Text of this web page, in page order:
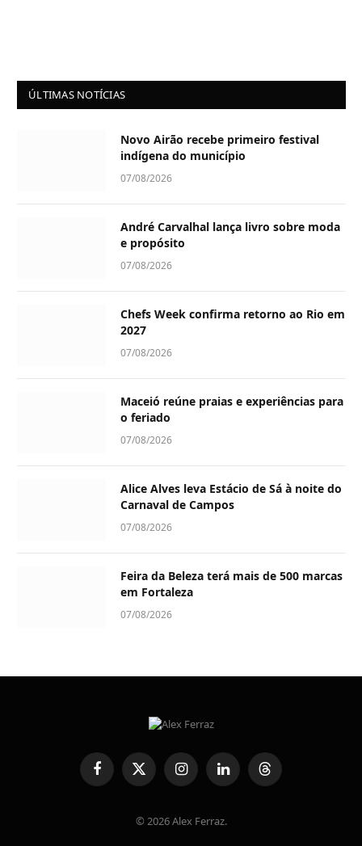
ÚLTIMAS NOTÍCIAS
Novo Airão recebe primeiro festival
indígena do município
07/08/2026
André Carvalhal lança livro sobre moda
e propósito
07/08/2026
Chefs Week confirma retorno ao Rio em
2027
07/08/2026
Maceió reúne praias e experiências para
o feriado
07/08/2026
Alice Alves leva Estácio de Sá à noite do
Carnaval de Campos
07/08/2026
Feira da Beleza terá mais de 500 marcas
em Fortaleza
07/08/2026
FacebookX
(Twitter)
InstagramLinkedInThreads
© 2026 Alex Ferraz.